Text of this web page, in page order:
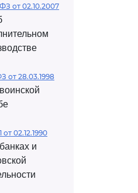
от 02.10.2007
от 28.03.1998
от 02.12.1990
и